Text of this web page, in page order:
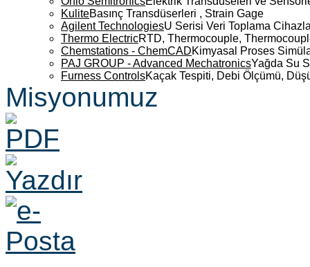
KuliteBasınç Transdüserleri , Strain Gage
Agilent TechnologiesU Serisi Veri Toplama
Thermo ElectricRTD, Thermocouple,
Chemstations - ChemCADKimyasal Proses
PAJ GROUP - Advanced MechatronicsYağda Su
Furness ControlsKaçak Tespiti, Debi Ölçümü,
Misyonumuz